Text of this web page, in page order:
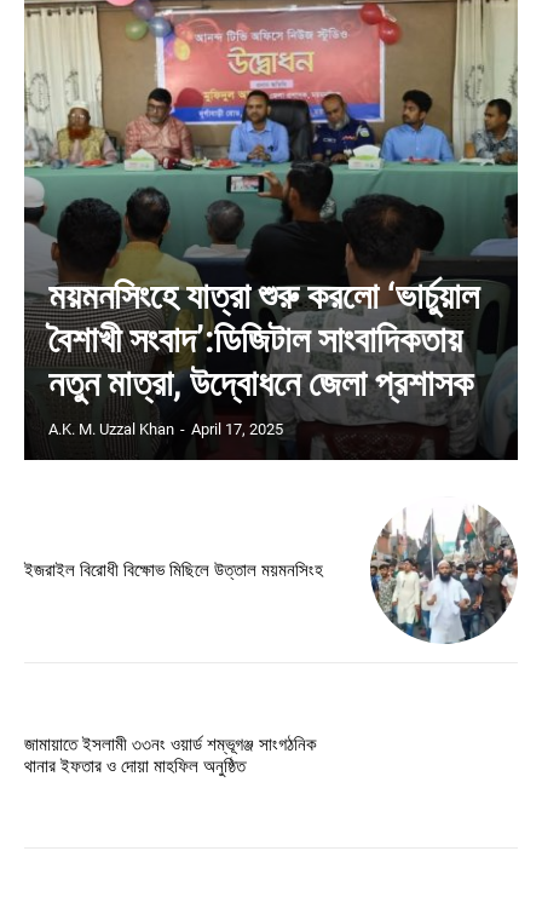
ময়মনসিংহে যাত্রা শুরু করলো ‘ভার্চুয়াল
বৈশাখী সংবাদ’:ডিজিটাল সাংবাদিকতায়
নতুন মাত্রা, উদ্বোধনে জেলা প্রশাসক
A.K. M. Uzzal Khan - April 17, 2025
ইজরাইল বিরোধী বিক্ষোভ মিছিলে উত্তাল ময়মনসিংহ
জামায়াতে ইসলামী ৩৩নং ওয়ার্ড শম্ভূগঞ্জ সাংগঠনিক
থানার ইফতার ও দোয়া মাহফিল অনুষ্ঠিত